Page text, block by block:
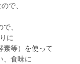
で、
、
に
素等）を使って
、食味に